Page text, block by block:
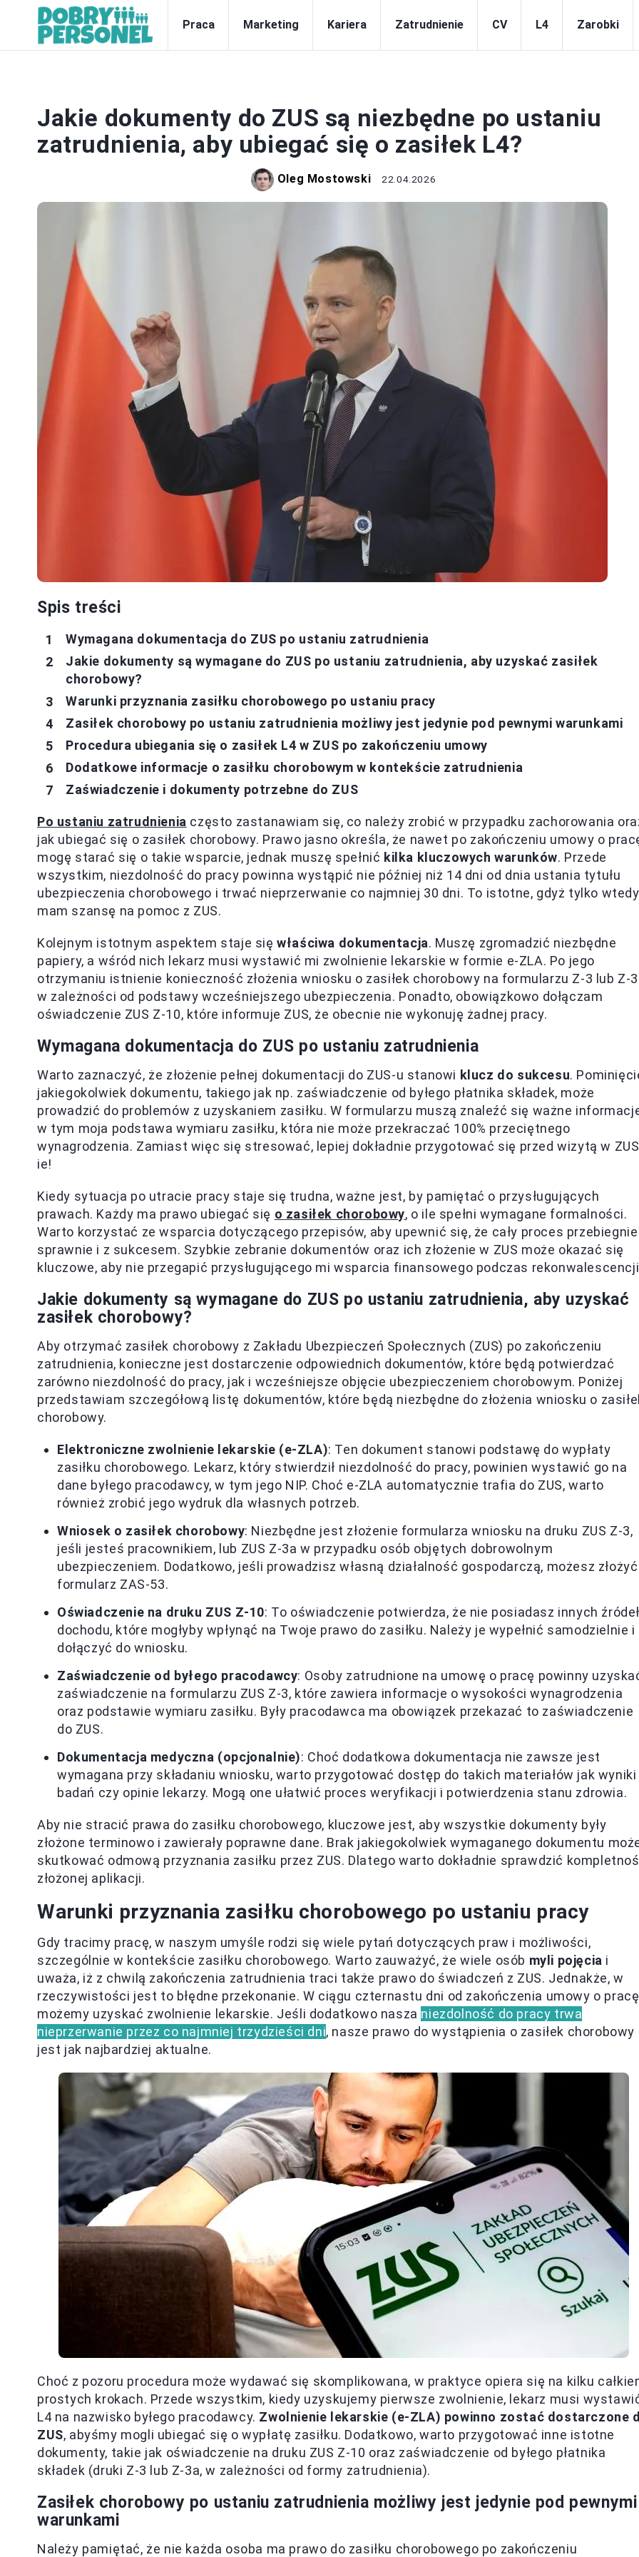
Praca Marketing Kariera Zatrudnienie CV L4 Zarobki
Jakie dokumenty do ZUS są niezbędne po ustaniu
zatrudnienia, aby ubiegać się o zasiłek L4?
Oleg Mostowski 22.04.2026
Spis treści
Wymagana dokumentacja do ZUS po ustaniu zatrudnienia
Jakie dokumenty są wymagane do ZUS po ustaniu zatrudnienia, aby uzyskać zasiłek
chorobowy?
Warunki przyznania zasiłku chorobowego po ustaniu pracy
Zasiłek chorobowy po ustaniu zatrudnienia możliwy jest jedynie pod pewnymi warunkami
Procedura ubiegania się o zasiłek L4 w ZUS po zakończeniu umowy
Dodatkowe informacje o zasiłku chorobowym w kontekście zatrudnienia
Zaświadczenie i dokumenty potrzebne do ZUS
Po ustaniu zatrudnienia często zastanawiam się, co należy zrobić w przypadku zachorowania
jak ubiegać się o zasiłek chorobowy. Prawo jasno określa, że nawet po zakończeniu umowy o
mogę starać się o takie wsparcie, jednak muszę spełnić kilka kluczowych warunków. Przede
wszystkim, niezdolność do pracy powinna wystąpić nie później niż 14 dni od dnia ustania tytułu
ubezpieczenia chorobowego i trwać nieprzerwanie co najmniej 30 dni. To istotne, gdyż tylko wtedy
mam szansę na pomoc z ZUS.
Kolejnym istotnym aspektem staje sięwłaściwa dokumentacja. Muszę zgromadzić niezbędne
papiery, a wśród nich lekarz musi wystawić mi zwolnienie lekarskie w formie e-ZLA. Po jego
otrzymaniu istnienie konieczność złożenia wniosku o zasiłek chorobowy na formularzu Z-3 lub Z-
w zależności od podstawy wcześniejszego ubezpieczenia. Ponadto, obowiązkowo dołączam
oświadczenie ZUS Z-10, które informuje ZUS, że obecnie nie wykonuję żadnej pracy.
Wymagana dokumentacja do ZUS po ustaniu zatrudnienia
Warto zaznaczyć, że złożenie pełnej dokumentacji do ZUS-u stanowi klucz do sukcesu.
jakiegokolwiek dokumentu, takiego jak np. zaświadczenie od byłego płatnika składek, może
prowadzić do problemów z uzyskaniem zasiłku. W formularzu muszą znaleźć się ważne
w tym moja podstawa wymiaru zasiłku, która nie może przekraczać 100% przeciętnego
wynagrodzenia. Zamiast więc się stresować, lepiej dokładnie przygotować się przed wizytą w
ie!
Kiedy sytuacja po utracie pracy staje się trudna, ważne jest, by pamiętać o przysługujących
prawach. Każdy ma prawo ubiegać się o zasiłek chorobowy, o ile spełni wymagane formalności.
Warto korzystać ze wsparcia dotyczącego przepisów, aby upewnić się, że cały proces przebiegnie
sprawnie i z sukcesem. Szybkie zebranie dokumentów oraz ich złożenie w ZUS może okazać się
kluczowe, aby nie przegapić przysługującego mi wsparcia finansowego podczas
Jakie dokumenty są wymagane do ZUS po ustaniu zatrudnienia, aby uzyskać
zasiłek chorobowy?
Aby otrzymać zasiłek chorobowy z Zakładu Ubezpieczeń Społecznych (ZUS) po zakończeniu
zatrudnienia, konieczne jest dostarczenie odpowiednich dokumentów, które będą potwierdzać
zarówno niezdolność do pracy, jak i wcześniejsze objęcie ubezpieczeniem chorobowym. Poniżej
przedstawiam szczegółową listę dokumentów, które będą niezbędne do złożenia wniosku o
chorobowy.
Elektroniczne zwolnienie lekarskie (e-ZLA): Ten dokument stanowi podstawę do wypłaty
zasiłku chorobowego. Lekarz, który stwierdził niezdolność do pracy, powinien wystawić go na
dane byłego pracodawcy, w tym jego NIP. Choć e-ZLA automatycznie trafia do ZUS, warto
również zrobić jego wydruk dla własnych potrzeb.
Wniosek o zasiłek chorobowy: Niezbędne jest złożenie formularza wniosku na druku ZUS Z-3,
jeśli jesteś pracownikiem, lub ZUS Z-3a w przypadku osób objętych dobrowolnym
ubezpieczeniem. Dodatkowo, jeśli prowadzisz własną działalność gospodarczą, możesz złożyć
formularz ZAS-53.
Oświadczenie na druku ZUS Z-10: To oświadczenie potwierdza, że nie posiadasz innych
dochodu, które mogłyby wpłynąć na Twoje prawo do zasiłku. Należy je wypełnić samodzielnie i
dołączyć do wniosku.
Zaświadczenie od byłego pracodawcy: Osoby zatrudnione na umowę o pracę powinny
zaświadczenie na formularzu ZUS Z-3, które zawiera informacje o wysokości wynagrodzenia
oraz podstawie wymiaru zasiłku. Były pracodawca ma obowiązek przekazać to zaświadczenie
do ZUS.
Dokumentacja medyczna (opcjonalnie): Choć dodatkowa dokumentacja nie zawsze jest
wymagana przy składaniu wniosku, warto przygotować dostęp do takich materiałów jak wyniki
badań czy opinie lekarzy. Mogą one ułatwić proces weryfikacji i potwierdzenia stanu zdrowia.
Aby nie stracić prawa do zasiłku chorobowego, kluczowe jest, aby wszystkie dokumenty były
złożone terminowo i zawierały poprawne dane. Brak jakiegokolwiek wymaganego dokumentu
skutkować odmową przyznania zasiłku przez ZUS. Dlatego warto dokładnie sprawdzić
złożonej aplikacji.
Warunki przyznania zasiłku chorobowego po ustaniu pracy
Gdy tracimy pracę, w naszym umyśle rodzi się wiele pytań dotyczących praw i możliwości,
szczególnie w kontekście zasiłku chorobowego. Warto zauważyć, że wiele osób myli pojęcia i
uważa, iż z chwilą zakończenia zatrudnienia traci także prawo do świadczeń z ZUS. Jednakże, w
rzeczywistości jest to błędne przekonanie. W ciągu czternastu dni od zakończenia umowy o pracę
możemy uzyskać zwolnienie lekarskie. Jeśli dodatkowo nasza niezdolność do pracy trwa
nieprzerwanie przez co najmniej trzydzieści dni, nasze prawo do wystąpienia o zasiłek chorobowy
jest jak najbardziej aktualne.
Choć z pozoru procedura może wydawać się skomplikowana, w praktyce opiera się na kilku
prostych krokach. Przede wszystkim, kiedy uzyskujemy pierwsze zwolnienie, lekarz musi
L4 na nazwisko byłego pracodawcy. Zwolnienie lekarskie (e-ZLA) powinno zostać dostarczone
ZUS, abyśmy mogli ubiegać się o wypłatę zasiłku. Dodatkowo, warto przygotować inne istotne
dokumenty, takie jak oświadczenie na druku ZUS Z-10 oraz zaświadczenie od byłego płatnika
składek (druki Z-3 lub Z-3a, w zależności od formy zatrudnienia).
Zasiłek chorobowy po ustaniu zatrudnienia możliwy jest jedynie pod pewnymi
warunkami
Należy pamiętać, że nie każda osoba ma prawo do zasiłku chorobowego po zakończeniu